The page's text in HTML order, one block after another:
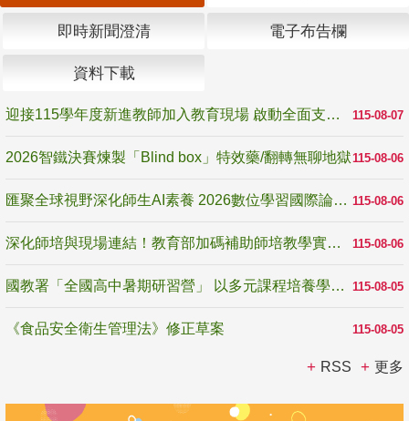
即時新聞澄清 電子布告欄
資料下載
115-08-07
迎接115學年度新進教師加入教育現場 啟動全面支持陪伴
115-08-06
2026智鐵決賽煉製「Blind box」特效藥/翻轉無聊地獄
115-08-06
匯聚全球視野深化師生AI素養 2026數位學習國際論壇高雄登場
115-08-06
深化師培與現場連結！教育部加碼補助師培教學實踐研究 10月師培國際研討會交流教學實踐經驗
115-08-05
國教署「全國高中暑期研習營」 以多元課程培養學生瞭解誠信專業與倫理價值
115-08-05
《食品安全衛生管理法》修正草案
RSS 更多